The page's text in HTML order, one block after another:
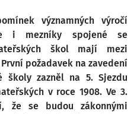
významných výročí
i mezníky spojené se
škol mají mezi
požadavek na zavedení
školy zazněl na 5. Sjezdu
v roce 1908. Ve 3.
že se budou zákonnými